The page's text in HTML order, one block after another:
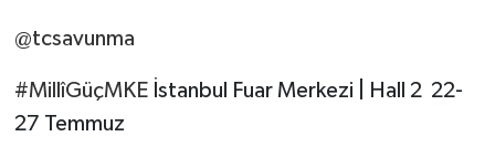
@tcsavunma
#MillîGüçMKEİstanbul Fuar Merkezi | Hall 2 22-
27 Temmuz